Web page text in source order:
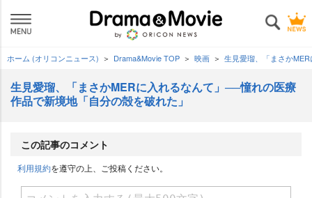
ホーム (オリコンニュース) Drama&Movie TOP 映画 生見愛瑠、「まさか
生見愛瑠、「まさかMERに入れるなんて」──憧れの医療
作品で新境地「自分の殻を破れた」
この記事のコメント
利用規約を遵守の上、ご投稿ください。